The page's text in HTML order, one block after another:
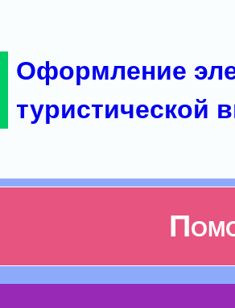
Оформление
туристической